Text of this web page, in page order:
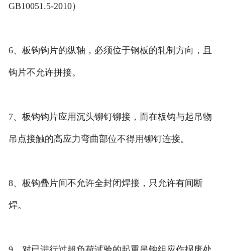
GB10051.5-2010）
6、板钩钩片的纵轴，必须位于钢板的轧制方向，且
钩片不允许拼接。
7、板钩钩片应用沉头铆钉铆接，而在板钩与起吊物
吊点接触的高应力弯曲部位不得用铆钉连接。
8、板钩叠片间不允许全封闭焊接，只允许有间断
焊。